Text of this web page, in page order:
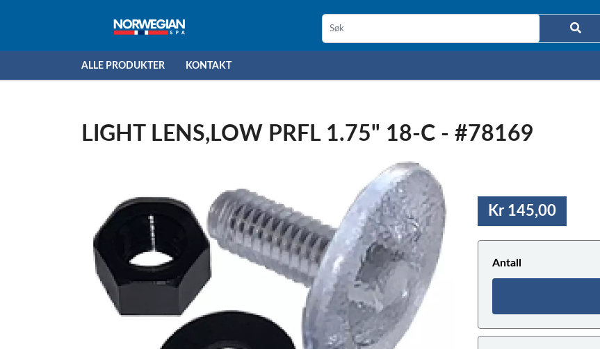
ALLE PRODUKTER KONTAKT
LIGHT LENS,LOW PRFL 1.75" 18-C - #78169
Kr 145,00
Antall